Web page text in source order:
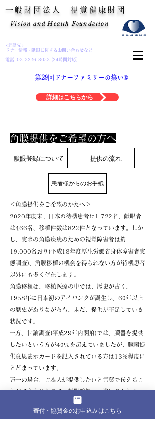
一般財団法人 視覚健康財団
Vision and Health Foundation
<連絡先>
ドナー情報・献眼に関するお問い合わせなど
電話: 03-3226-8033 (24 時間対応)
第29回ドナーファミリーの集い®
詳細はこちらから
​角膜提供をご希望の方へ
献眼登録について 提供の流れ
患者様からのお手紙
＜角膜提供をご希望のかたへ＞
2020年度末、日本の待機患者は1,722名、献眼者
は466名、移植件数は822件となっています。しか
し、実際の角膜疾患のための視覚障害者は約
19,000名おり(平成18年度厚生労働省身体障害者実
態調査)、角膜移植の機会を得られない方が待機患者
以外にも多く存在します。
角膜移植は、移植医療の中では、歴史が古く、
1958年に日本初のアイバンクが誕生し、60年以上
の歴史がありながらも、未だ、提供が不足している
状況です。
一方、世論調査(平成29年内閣府)では、臓器を提供
したいという方が40%を超えていましたが、臓器提
供意思表示カードを記入されている方は13%程度に
とどまっています。
万一の場合、ご本人が提供したいと言葉で伝えるこ
とができませんので、献眼登録し、発行されたカー
ドを携帯することが、提供意思を実現するために大
切なこととなります。
寄付・協賛金のお申込みはこちら